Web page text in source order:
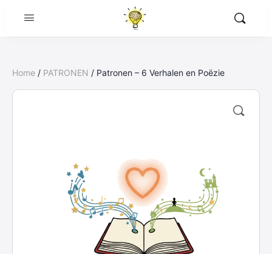
Home / PATRONEN / Patronen – 6 Verhalen en Poëzie